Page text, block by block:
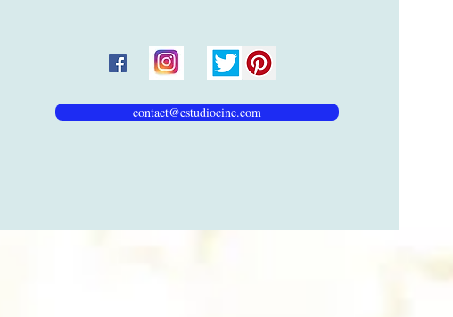
contact@estudiocine.com